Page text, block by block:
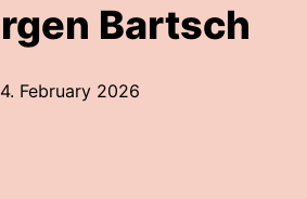
Bartsch
February 2026